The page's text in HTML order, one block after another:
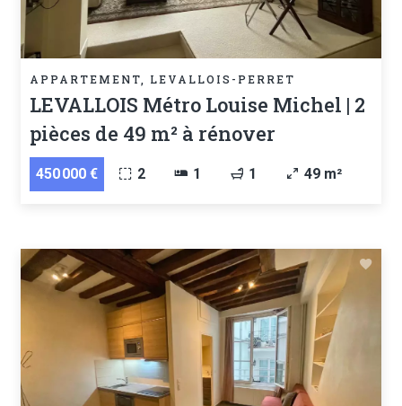
APPARTEMENT, LEVALLOIS-PERRET
LEVALLOIS Métro Louise Michel | 2
pièces de 49 m² à rénover
450 000 € 2 1 1 49 m²